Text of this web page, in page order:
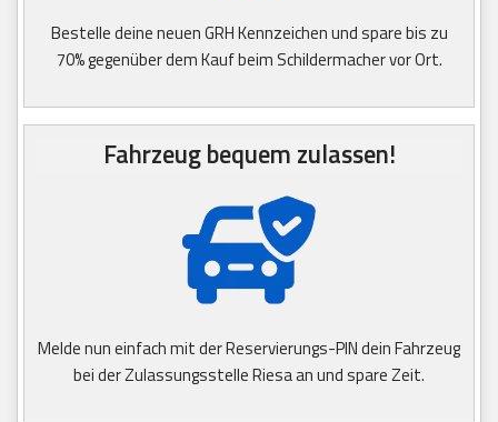
Bestelle deine neuen GRH Kennzeichen und spare bis zu
70% gegenüber dem Kauf beim Schildermacher vor Ort.
Fahrzeug bequem zulassen!
Melde nun einfach mit der Reservierungs-PIN dein Fahrzeug
bei der Zulassungsstelle Riesa an und spare Zeit.